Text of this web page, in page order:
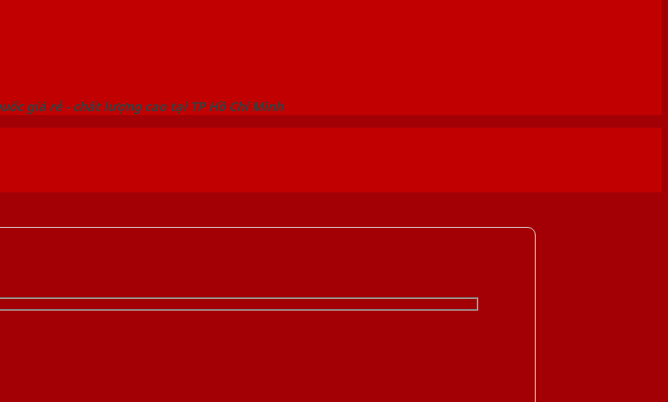
giá rẻ - chất lượng cao tại TP Hồ Chí Minh